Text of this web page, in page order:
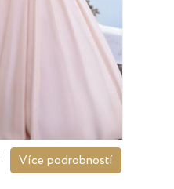
Více podrobností